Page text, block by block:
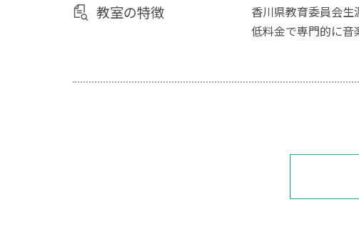
教室の特徴
香川県教育委員会生
低料金で専門的に音